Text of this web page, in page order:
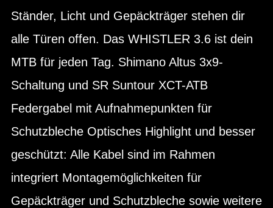
Ständer, Licht und Gepäckträger stehen dir
alle Türen offen. Das WHISTLER 3.6 ist dein
MTB für jeden Tag. Shimano Altus 3x9-
Schaltung und SR Suntour XCT-ATB
Federgabel mit Aufnahmepunkten für
Schutzbleche Optisches Highlight und besser
geschützt: Alle Kabel sind im Rahmen
integriert Montagemöglichkeiten für
Gepäckträger und Schutzbleche sowie weitere